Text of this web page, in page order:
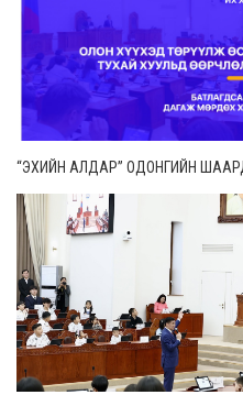
“ЭХИЙН АЛДАР” ОДОНГИЙН